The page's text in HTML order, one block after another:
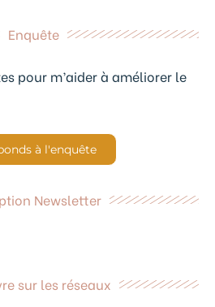
Enquête
pour m’aider à améliorer le
à l'enquête
Newsletter
sur les réseaux